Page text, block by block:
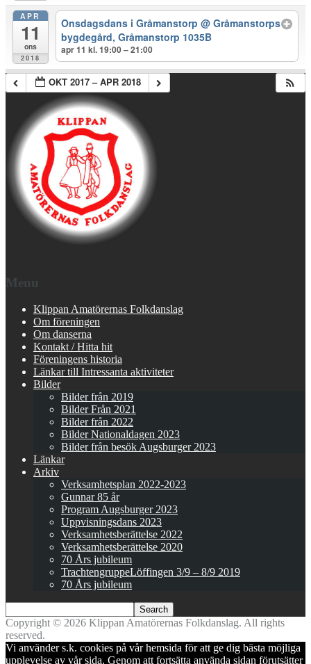
APR
11
ons
2018
Onsdagsdans i Gråmanstorp@ Gråmanstorps
bygdegård, Gråmanstorp 1035B
apr 11 kl. 19:00 – 21:00
OKT 2017 – APR 2018
Menu
Klippan Amatörernas Folkdanslag
Om föreningen
Om danserna
Kontakt / Hitta hit
Föreningens historia
Länkar till Intressanta aktiviteter
Bilder
Bilder från 2019
Bilder Från 2021
Bilder från 2022
Bilder Nationaldagen 2023
Bilder från besök Augsburger 2023
Länkar
Arkiv
Verksamhetsplan 2022-2023
Gunnar 85 år
Program Augsburger 2023
Uppvisningsdans 2023
Verksamhetsberättelse 2022
Verksamhetsberättelse 2020
70 Års jubileum
TrachtengruppeLöffingen 3/9 – 8/9 2019
70 Års jubileum
Copyright © 2026 Klippan Amatörernas Folkdanslag. All rights
reserved.
Vi använder s.k. cookies på vår hemsida för att ge dig bästa möjliga
upplevelse av vår sida. Genom att fortsätta använda sidan förutsätter